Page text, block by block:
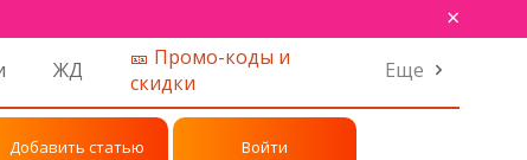
×
ЖД
🎫 Промо-коды и
скидки
Еще
Добавить статью Войти